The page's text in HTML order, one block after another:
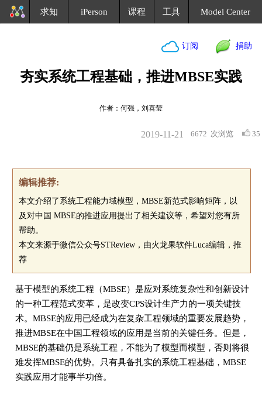
求知 iPerson 课程 工具 Model Center
订阅 捐助
夯实系统工程基础，推进MBSE实践
作者：何强，刘喜莹
6672 次浏览 35
2019-11-21
编辑推荐:
本文介绍了系统工程能力域模型，MBSE新范式影响矩阵，以
及对中国 MBSE的推进应用提出了相关建议等，希望对您有所
帮助。
本文来源于微信公众号STReview，由火龙果软件Luca编辑，推
荐
基于模型的系统工程（MBSE）是应对系统复杂性和创新设计
的一种工程范式变革，是改变CPS设计生产力的一项关键技
术。MBSE的应用已经成为在复杂工程领域的重要发展趋势，
推进MBSE在中国工程领域的应用是当前的关键任务。但是，
MBSE的基础仍是系统工程，不能为了模型而模型，否则将很
难发挥MBSE的优势。只有具备扎实的系统工程基础，MBSE
实践应用才能事半功倍。